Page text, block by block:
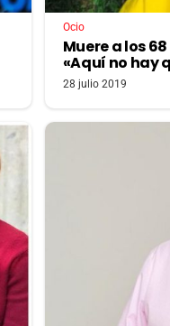
Ocio
Muere a los
«Aquí no hay
28 julio 2019